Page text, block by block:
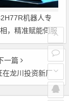
机器人专
，精准赋能伺服
一篇
在龙川投资新厂